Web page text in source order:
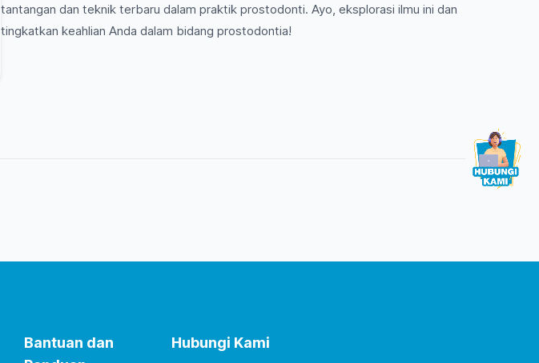
tantangan dan teknik terbaru dalam praktik prostodonti. Ayo, eksplorasi ilmu ini dan
tingkatkan keahlian Anda dalam bidang prostodontia!
Bantuan dan
Hubungi Kami